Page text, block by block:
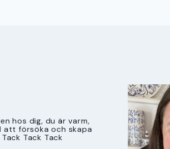
hos dig, du är varm,
att försöka och skapa
Tack Tack